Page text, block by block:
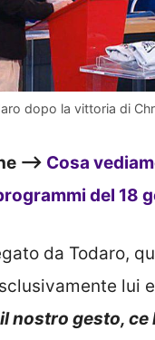
dopo la vittoria di
–> Cosa
del 18
da Todaro,
lui
nostro gesto, ce